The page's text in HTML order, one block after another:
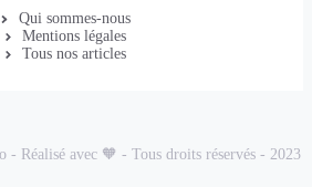
Qui sommes-nous
Mentions légales
Tous nos articles
Réalisé avec 🧡 - Tous droits réservés - 2023